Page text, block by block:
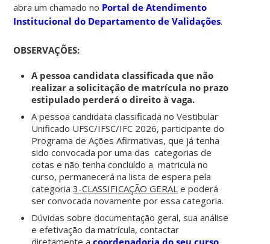
abra um chamado no Portal de Atendimento
Institucional do Departamento de Validações.
OBSERVAÇÕES:
A pessoa candidata classificada que não
realizar a solicitação de matrícula no prazo
estipulado perderá o direito à vaga.
A pessoa candidata classificada no Vestibular
Unificado UFSC/IFSC/IFC 2026, participante do
Programa de Ações Afirmativas, que já tenha
sido convocada por uma das categorias de
cotas e não tenha concluído a matricula no
curso, permanecerá na lista de espera pela
categoria3-CLASSIFICAÇÃO GERAL e poderá
ser convocada novamente por essa categoria.
Dúvidas sobre documentação geral, sua análise
e efetivação da matrícula, contactar
diretamente acoordenadoria do seu curso.